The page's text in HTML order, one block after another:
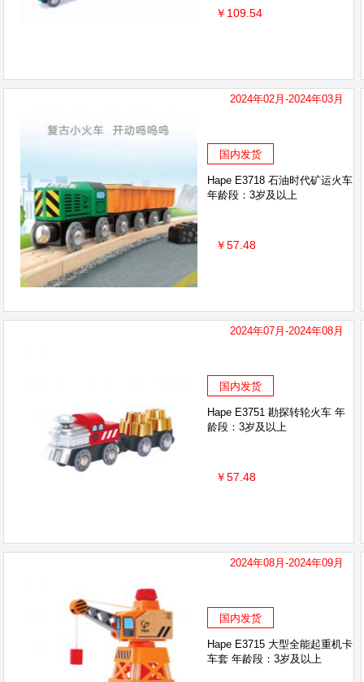
￥109.54
2024年02月-2024年03月
国内发货
Hape E3718 石油时代矿运火车
年龄段：3岁及以上
￥57.48
2024年07月-2024年08月
国内发货
Hape E3751 勘探转轮火车 年
龄段：3岁及以上
￥57.48
2024年08月-2024年09月
国内发货
Hape E3715 大型全能起重机卡
车套 年龄段：3岁及以上